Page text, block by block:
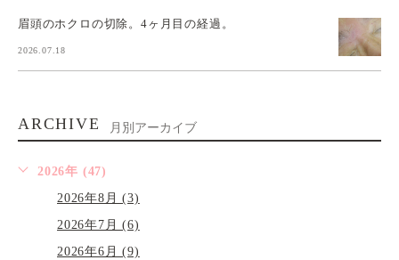
眉頭のホクロの切除。4ヶ月目の経過。
2026.07.18
ARCHIVE 月別アーカイブ
2026年 (47)
2026年8月 (3)
2026年7月 (6)
2026年6月 (9)